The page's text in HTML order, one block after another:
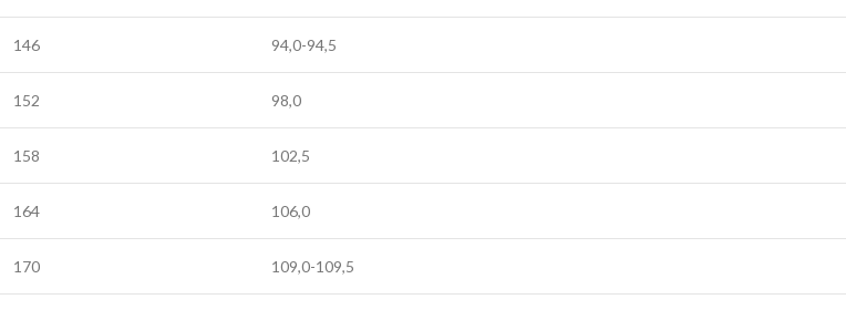
146 94,0-94,5
152 98,0
158 102,5
164 106,0
170 109,0-109,5